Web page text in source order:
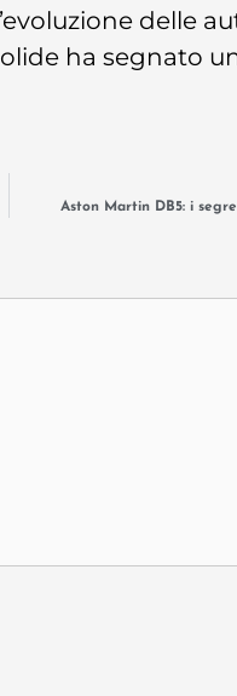
delle
ha segnato
Aston Martin DB5: i